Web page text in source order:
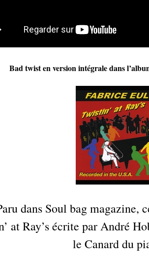
Bad twist en version intégrale dans
dans Soul bag magazine,
at Ray’s écrite par André
le Canard du